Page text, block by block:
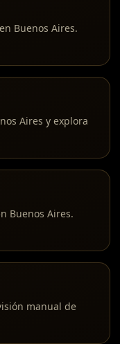
Buenos Aires.
Aires y explora
Buenos Aires.
manual de